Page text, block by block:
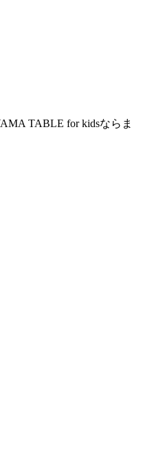
TABLE for kidsならま